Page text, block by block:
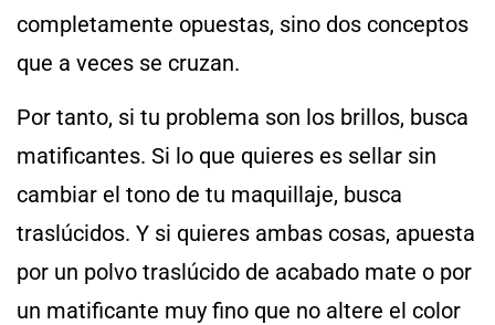
completamente opuestas, sino dos conceptos
que a veces se cruzan.
Por tanto, si tu problema son los brillos, busca
matificantes. Si lo que quieres es sellar sin
cambiar el tono de tu maquillaje, busca
traslúcidos. Y si quieres ambas cosas, apuesta
por un polvo traslúcido de acabado mate o por
un matificante muy fino que no altere el color